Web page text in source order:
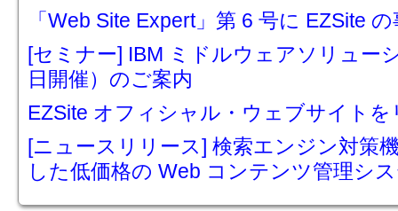
「Web Site Expert」第 6 号に EZSite
[セミナー] IBM ミドルウェアソリュー
日開催）のご案内
EZSite オフィシャル・ウェブサイト
[ニュースリリース] 検索エンジン対策
した低価格の Web コンテンツ管理シ